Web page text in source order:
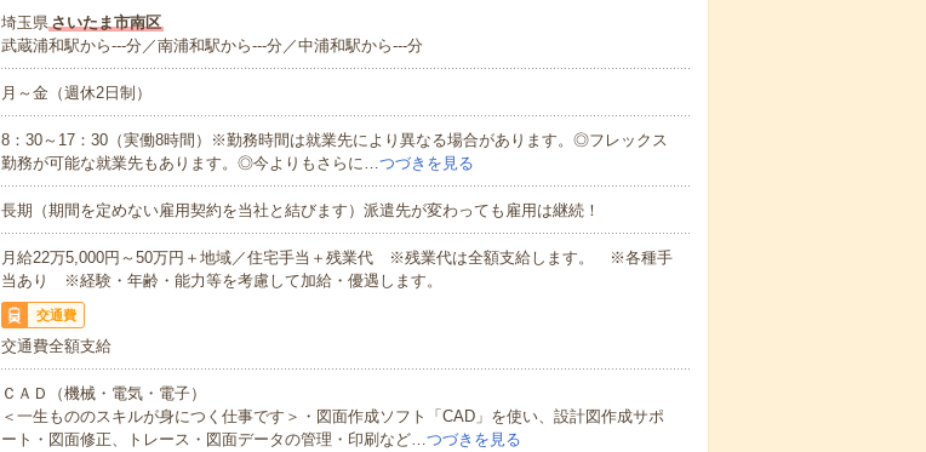
埼玉県さいたま市南区
武蔵浦和駅から---分／南浦和駅から---分／中浦和駅から---分
月～金（週休2日制）
8：30～17：30（実働8時間）※勤務時間は就業先により異なる場合があります。◎フレックス
勤務が可能な就業先もあります。◎今よりもさらに…つづきを見る
長期（期間を定めない雇用契約を当社と結びます）派遣先が変わっても雇用は継続！
月給22万5,000円～50万円＋地域／住宅手当＋残業代 ※残業代は全額支給します。 ※各種手
当あり ※経験・年齢・能力等を考慮して加給・優遇します。
交通費
交通費全額支給
ＣＡＤ（機械・電気・電子）
＜一生もののスキルが身につく仕事です＞・図面作成ソフト「CAD」を使い、設計図作成サポ
ート・図面修正、トレース・図面データの管理・印刷など…つづきを見る